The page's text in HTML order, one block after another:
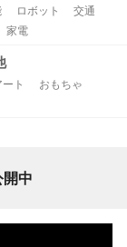
ロボット
交通
家電
ト
おもちゃ
中